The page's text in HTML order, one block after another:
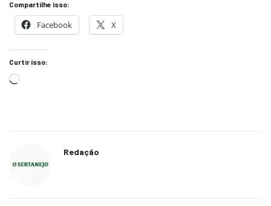
Compartilhe isso:
Facebook X
Curtir isso:
Redação